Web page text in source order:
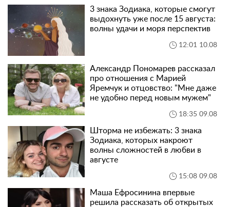
3 знака Зодиака, которые смогут
выдохнуть уже после 15 августа:
волны удачи и моря перспектив
12:01 10.08
Александр Пономарев рассказал
про отношения с Марией
Яремчук и отцовство: "Мне даже
не удобно перед новым мужем"
18:35 09.08
Шторма не избежать: 3 знака
Зодиака, которых накроют
волны сложностей в любви в
августе
15:08 09.08
Маша Ефросинина впервые
решила рассказать об открытых